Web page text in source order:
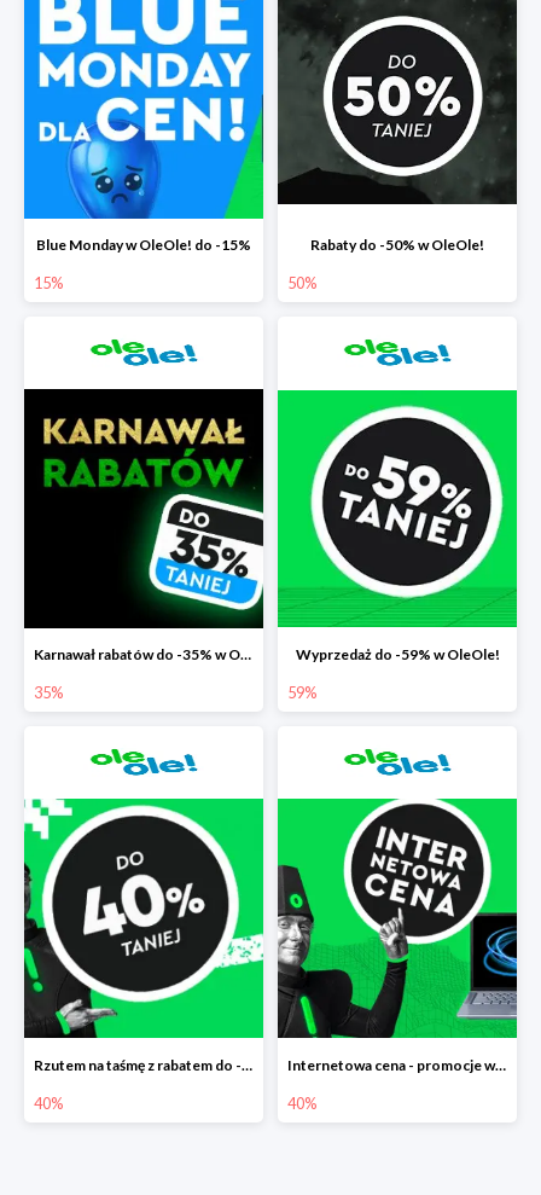
Blue Monday w OleOle! do -15%
15%
Rabaty do -50% w OleOle!
50%
Karnawał rabatów do -35% w OleOle!
35%
Wyprzedaż do -59% w OleOle!
59%
Rzutem na taśmę z rabatem do -40%
40%
Internetowa cena - promocje w Ole Ole! do -40%
40%